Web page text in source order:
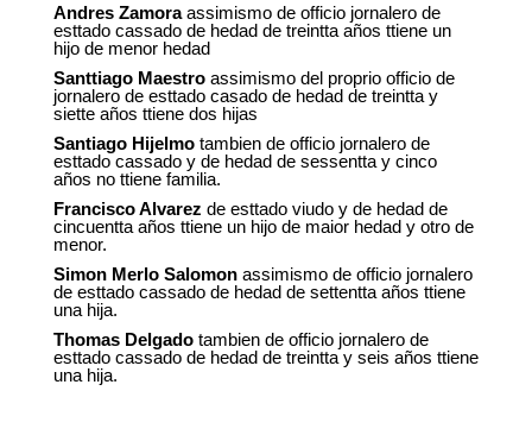
Andres Zamora assimismo de officio jornalero de
esttado cassado de hedad de treintta años ttiene un
hijo de menor hedad
Santtiago Maestro assimismo del proprio officio de
jornalero de esttado casado de hedad de treintta y
siette años ttiene dos hijas
Santiago Hijelmo tambien de officio jornalero de
esttado cassado y de hedad de sessentta y cinco
años no ttiene familia.
Francisco Alvarez de esttado viudo y de hedad de
cincuentta años ttiene un hijo de maior hedad y otro de
menor.
Simon Merlo Salomon assimismo de officio jornalero
de esttado cassado de hedad de settentta años ttiene
una hija.
Thomas Delgado tambien de officio jornalero de
esttado cassado de hedad de treintta y seis años ttiene
una hija.